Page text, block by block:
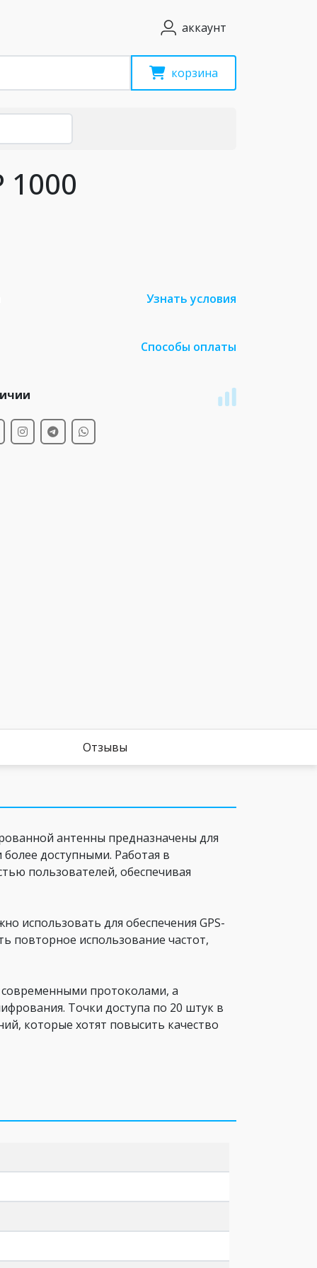
аккаунт
корзина
1000
Узнать условия
Способы оплаты
Отзывы
антенны предназначены для
доступными. Работая в
пользователей, обеспечивая
использовать для обеспечения GPS-
повторное использование частот,
современными протоколами, а
Точки доступа по 20 штук в
которые хотят повысить качество